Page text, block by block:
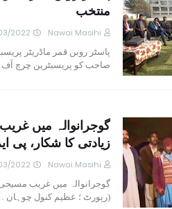
منتخب
Nawai Masihi
2/03/2022
پاسٹر روبن قمر ماڈریٹر
صاحب کو پریسبٹرین چرچ
گوجرانوالہ میں
زیادتی کا شکار، پی
Nawai Masihi
2/03/2022
گوجرانوالہ میں غریب
(رپورٹ ؛ عظیم کنول چوہان